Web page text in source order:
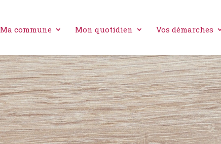
Ma commune Mon quotidien Vos démarches